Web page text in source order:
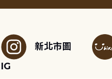
新北市圖
IG